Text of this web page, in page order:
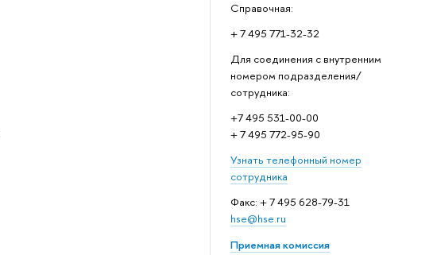
Справочная:
+ 7 495 771-32-32
Для соединения с внутренним
номером подразделения/
сотрудника:
+7 495 531-00-00
+ 7 495 772-95-90
Узнать телефонный номер
сотрудника
Факс: + 7 495 628-79-31
hse@hse.ru
Приемная комиссия